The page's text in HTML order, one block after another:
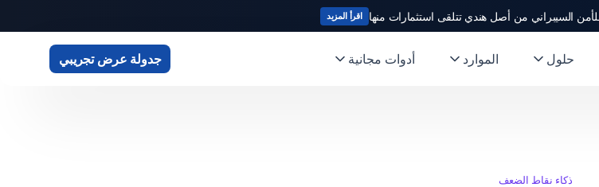
اقرأ المزيد
حلول الموارد أدوات مجانية جدولة عرض تجريبي
ذكاء نقاط الضعف